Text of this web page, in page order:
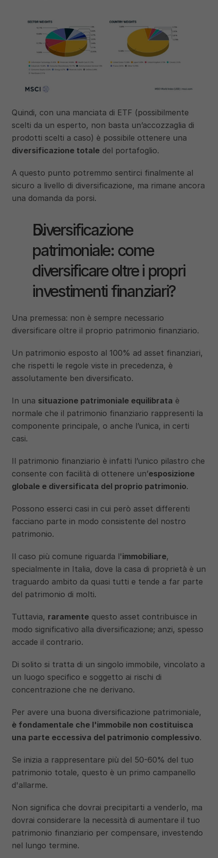
Quindi, con una manciata di ETF (possibilmente
scelti da un esperto, non basta un’accozzaglia di
diversificazione totale del portafoglio.
A questo punto potremmo sentirci finalmente al
sicuro a livello di diversificazione, ma rimane ancora
una domanda da porsi.
Diversificazione
patrimoniale: come
diversificare oltre i propri
investimenti finanziari?
Una premessa: non è sempre necessario
diversificare oltre il proprio patrimonio finanziario.
Un patrimonio esposto al 100% ad asset finanziari,
che rispetti le regole viste in precedenza, è
assolutamente ben diversificato.
In una situazione patrimoniale equilibrata è
normale che il patrimonio finanziario rappresenti la
componente principale, o anche l’unica, in certi
casi.
Il patrimonio finanziario è infatti l’unico pilastro che
consente con facilità di ottenere un’esposizione
globale e diversificata del proprio patrimonio.
Possono esserci casi in cui però asset differenti
facciano parte in modo consistente del nostro
patrimonio.
Il caso più comune riguarda l'immobiliare,
specialmente in Italia, dove la casa di proprietà è un
traguardo ambito da quasi tutti e tende a far parte
del patrimonio di molti.
Tuttavia, raramente questo asset contribuisce in
modo significativo alla diversificazione; anzi, spesso
accade il contrario.
Di solito si tratta di un singolo immobile, vincolato a
un luogo specifico e soggetto ai rischi di
concentrazione che ne derivano.
è fondamentale che l'immobile non costituisca
una parte eccessiva del patrimonio complessivo.
Se inizia a rappresentare più del 50-60% del tuo
patrimonio totale, questo è un primo campanello
d'allarme.
Non significa che dovrai precipitarti a venderlo, ma
dovrai considerare la necessità di aumentare il tuo
patrimonio finanziario per compensare, investendo
nel lungo termine.